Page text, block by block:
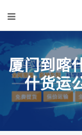
厦门到喀
什货运